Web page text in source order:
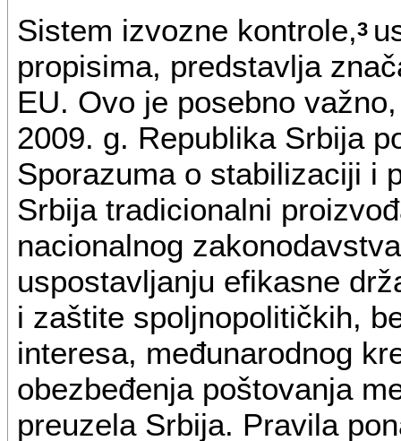
Sistem izvozne kontrole,3
propisima, predstavlja
EU. Ovo je posebno
2009. g. Republika Srbija
Sporazuma o stabilizaciji i
Srbija tradicionalni
nacionalnog
uspostavljanju efikasne
i zaštite spoljnopolitičkih,
interesa, međunarodnog
obezbeđenja poštovanja
preuzela Srbija. Pravila